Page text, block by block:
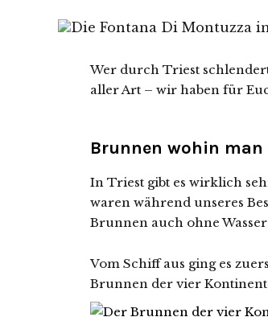
Wer durch Triest
aller Art – wir haben für
Brunnen wohin
In Triest gibt es wirklich
waren während unseres
Brunnen auch ohne
Vom Schiff aus ging es
Brunnen der vier